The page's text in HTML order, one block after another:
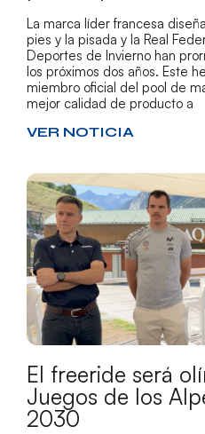
La marca líder francesa
pies y la pisada y la Real
Deportes de Invierno han
los próximos dos años. Este
miembro oficial del pool de
mejor calidad de producto a
VER NOTICIA
El freeride será
Juegos de los
2030